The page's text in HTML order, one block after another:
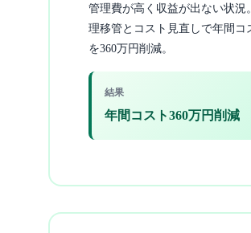
管理費が高く収益が出ない状況
理移管とコスト見直しで年間コ
を360万円削減。
結果
年間コスト360万円削減